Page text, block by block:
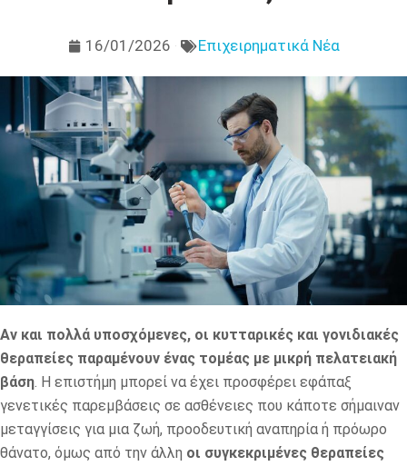
16/01/2026 Επιχειρηματικά Νέα
Αν και πολλά υποσχόμενες, οι κυτταρικές και γονιδιακές
θεραπείες παραμένουν ένας τομέας με μικρή πελατειακή
βάση. Η επιστήμη μπορεί να έχει προσφέρει εφάπαξ
γενετικές παρεμβάσεις σε ασθένειες που κάποτε σήμαιναν
μεταγγίσεις για μια ζωή, προοδευτική αναπηρία ή πρόωρο
θάνατο, όμως από την άλλη οι συγκεκριμένες θεραπείες